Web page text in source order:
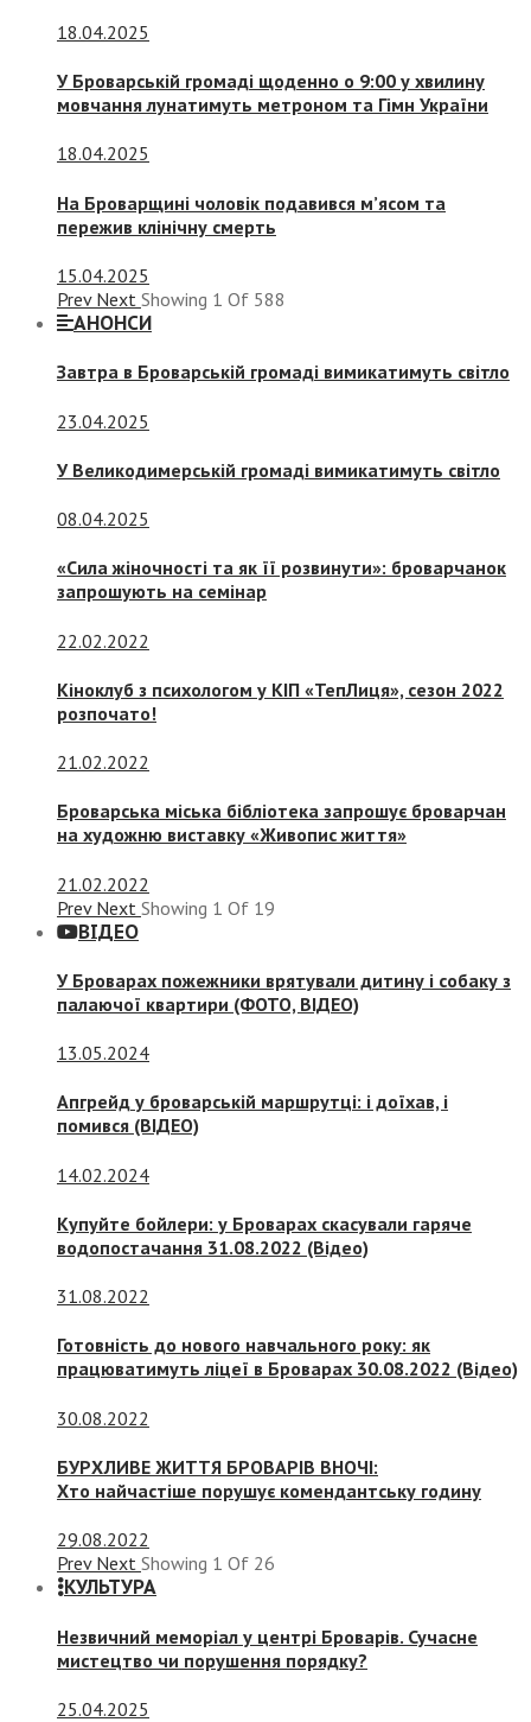
18.04.2025
У Броварській громаді щоденно о 9:00 у хвилину
мовчання лунатимуть метроном та Гімн України
18.04.2025
На Броварщині чоловік подавився м’ясом та
пережив клінічну смерть
15.04.2025
Prev Next Showing 1 Of 588
АНОНСИ
Завтра в Броварській громаді вимикатимуть світло
23.04.2025
У Великодимерській громаді вимикатимуть світло
08.04.2025
«Сила жіночності та як її розвинути»: броварчанок
запрошують на семінар
22.02.2022
Кіноклуб з психологом у КІП «ТепЛиця», сезон 2022
розпочато!
21.02.2022
Броварська міська бібліотека запрошує броварчан
на художню виставку «Живопис життя»
21.02.2022
Prev Next Showing 1 Of 19
ВІДЕО
У Броварах пожежники врятували дитину і собаку з
палаючої квартири (ФОТО, ВІДЕО)
13.05.2024
Апгрейд у броварській маршрутці: і доїхав, і
помився (ВІДЕО)
14.02.2024
Купуйте бойлери: у Броварах скасували гаряче
водопостачання 31.08.2022 (Відео)
31.08.2022
Готовність до нового навчального року: як
працюватимуть ліцеї в Броварах 30.08.2022 (Відео)
30.08.2022
БУРХЛИВЕ ЖИТТЯ БРОВАРІВ ВНОЧІ:
Хто найчастіше порушує комендантську годину
29.08.2022
Prev Next Showing 1 Of 26
КУЛЬТУРА
Незвичний меморіал у центрі Броварів. Сучасне
мистецтво чи порушення порядку?
25.04.2025